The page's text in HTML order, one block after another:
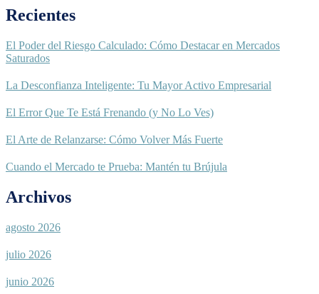
Recientes
El Poder del Riesgo Calculado: Cómo Destacar en Mercados
Saturados
La Desconfianza Inteligente: Tu Mayor Activo Empresarial
El Error Que Te Está Frenando (y No Lo Ves)
El Arte de Relanzarse: Cómo Volver Más Fuerte
Cuando el Mercado te Prueba: Mantén tu Brújula
Archivos
agosto 2026
julio 2026
junio 2026